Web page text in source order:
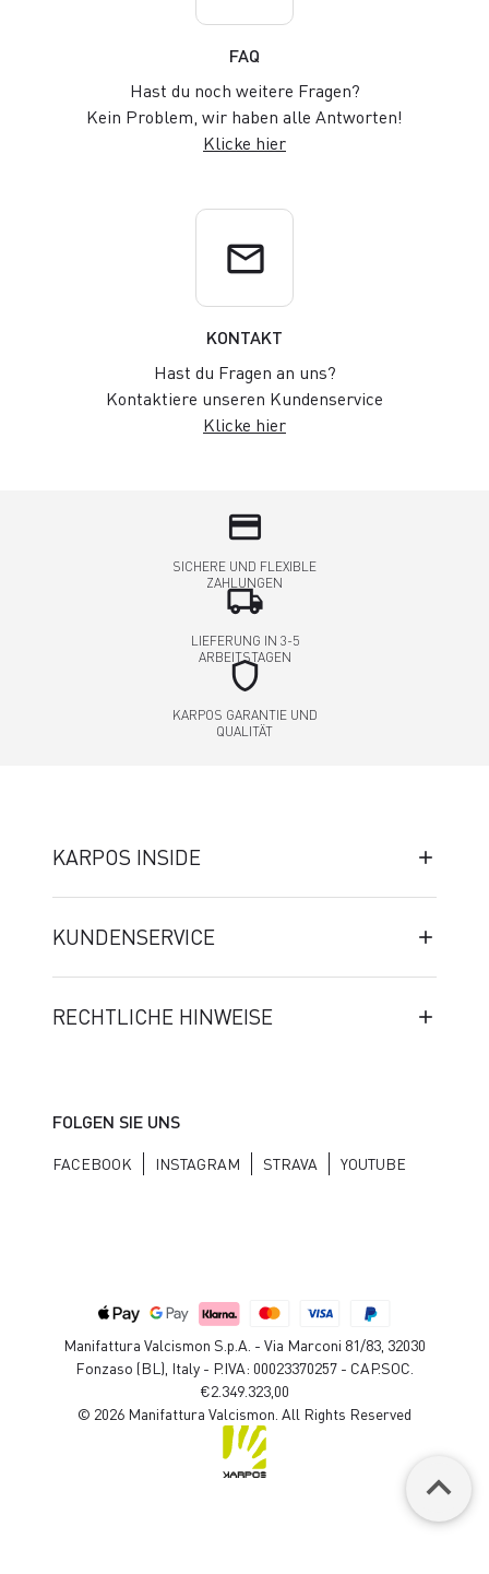
FAQ
Hast du noch weitere Fragen?
Kein Problem, wir haben alle Antworten!
Klicke hier
email
KONTAKT
Hast du Fragen an uns?
Kontaktiere unseren Kundenservice
Klicke hier
credit_card
SICHERE UND FLEXIBLE
ZAHLUNGEN
local_shipping
LIEFERUNG IN 3-5
ARBEITSTAGEN
shield
KARPOS GARANTIE UND
QUALITÄT
KARPOS INSIDE
KUNDENSERVICE
RECHTLICHE HINWEISE
FOLGEN SIE UNS
FACEBOOK INSTAGRAM STRAVA YOUTUBE
Manifattura Valcismon S.p.A. - Via Marconi 81/83, 32030
Fonzaso (BL), Italy - P.IVA: 00023370257 - CAP.SOC.
€2.349.323,00
© 2026 Manifattura Valcismon. All Rights Reserved
keyboard_arrow_up